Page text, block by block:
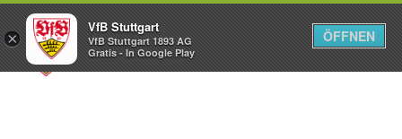
Menü
×
VfB Stuttgart
VfB Stuttgart 1893 AG
Gratis - In Google Play
ÖFFNEN